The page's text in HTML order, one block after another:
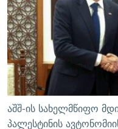
ᲛᲝᲚᲐᲞᲐᲠᲐᲙᲔ ᲢᲔᲥᲡᲢᲔᲑᲘ
ᲨᲘᲜ - ᲣᲪᲮᲝᲔᲗᲨᲘ
ᲚᲘᲢᲔᲠᲐᲢᲣᲠᲣᲚᲘ
ᲐᲛᲔᲠᲘᲙᲣᲚᲘ ᲛᲝᲗᲮᲠᲝᲑᲐ
ᲘᲛᲞᲔᲠᲘᲐ ᲓᲐ ᲠᲐᲓᲘᲝ
ᲩᲔᲛᲘ ᲡᲘᲙᲕᲓᲘᲚᲘᲡ
11 ᲬᲔᲚᲘ - 11 ᲐᲛᲑᲐᲕᲘ
ᲡᲐᲞᲐᲠᲚᲐᲛᲔᲜᲢᲝ
ᲑᲐᲕᲨᲕᲔᲑᲘ
5 ᲐᲛᲑᲐᲕᲘ - 20 ᲘᲕᲜᲘᲡᲡ
ᲐᲒᲕᲘᲡᲢᲝᲡ ᲝᲛᲘ
ᲒᲐᲛᲝᲘᲬᲔᲠᲔ
რთე/რთ-ის
აშშ-ის სახელმწიფო
პალესტინის